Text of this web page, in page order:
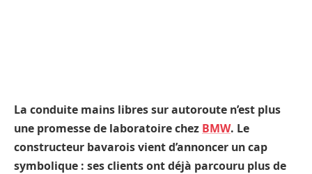
La conduite mains libres sur autoroute n’est plus
une promesse de laboratoire chez BMW. Le
constructeur bavarois vient d’annoncer un cap
symbolique : ses clients ont déjà parcouru plus de